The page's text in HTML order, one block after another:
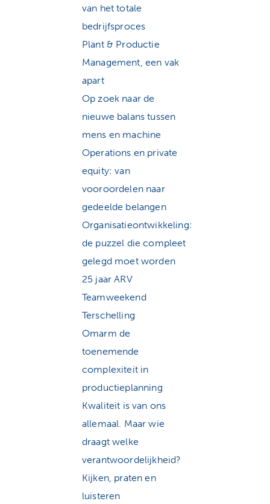
van het totale
bedrijfsproces
Plant & Productie
Management, een vak
apart
Op zoek naar de
nieuwe balans tussen
mens en machine
Operations en private
equity: van
vooroordelen naar
gedeelde belangen
Organisatieontwikkeling:
de puzzel die compleet
gelegd moet worden
25 jaar ARV
Teamweekend
Terschelling
Omarm de
toenemende
complexiteit in
productieplanning
Kwaliteit is van ons
allemaal. Maar wie
draagt welke
verantwoordelijkheid?
Kijken, praten en
luisteren